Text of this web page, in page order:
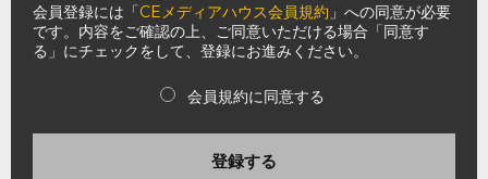
会員登録には「CEメディアハウス会員規約 」への同意が必要
です。内容をご確認の上、ご同意いただける場合「同意す
る」にチェックをして、登録にお進みください。
会員規約に同意する
登録する